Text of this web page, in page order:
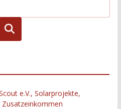
Suchen
e.V., Solarprojekte,